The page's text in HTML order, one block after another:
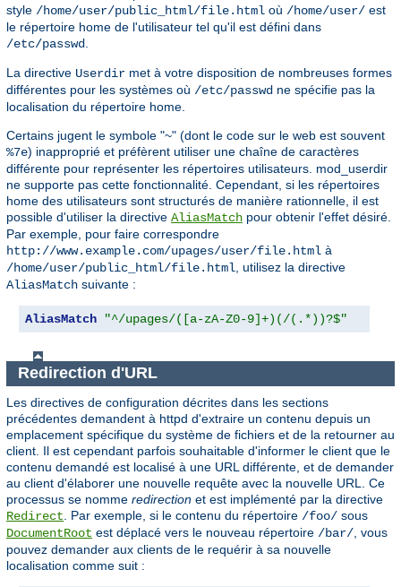
style /home/user/public_html/file.html où /home/user/ est
le répertoire home de l'utilisateur tel qu'il est défini dans
/etc/passwd
La directive Userdir met à votre disposition de nombreuses formes
différentes pour les systèmes où /etc/passwd ne spécifie pas la
localisation du répertoire home.
Certains jugent le symbole "~" (dont le code sur le web est souvent
%7e) inapproprié et préfèrent utiliser une chaîne de caractères
différente pour représenter les répertoires utilisateurs. mod_userdir
ne supporte pas cette fonctionnalité. Cependant, si les répertoires
home des utilisateurs sont structurés de manière rationnelle, il est
possible d'utiliser la directive AliasMatch pour obtenir l'effet désiré.
Par exemple, pour faire correspondre
http://www.example.com/upages/user/file.html à
/home/user/public_html/file.html , utilisez la directive
AliasMatch suivante :
AliasMatch "^/upages/([a-zA-Z0-9]+)(/(.*))?$"
Redirection d'URL
Les directives de configuration décrites dans les sections
précédentes demandent à httpd d'extraire un contenu depuis un
emplacement spécifique du système de fichiers et de la retourner au
client. Il est cependant parfois souhaitable d'informer le client que le
contenu demandé est localisé à une URL différente, et de demander
au client d'élaborer une nouvelle requête avec la nouvelle URL. Ce
processus se nomme redirection et est implémenté par la directive
Redirect . Par exemple, si le contenu du répertoire /foo/ sous
DocumentRoot est déplacé vers le nouveau répertoire /bar/ , vous
pouvez demander aux clients de le requérir à sa nouvelle
localisation comme suit :